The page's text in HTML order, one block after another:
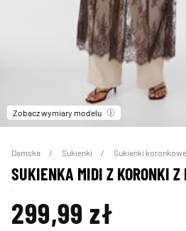
Zobacz wymiary modelu
Damska Sukienki Sukienki koronkowe
SUKIENKA MIDI Z KORONKI Z
299,99 zł